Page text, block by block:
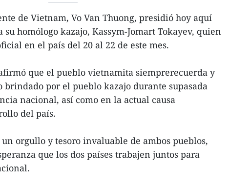
de Vietnam, Vo Van Thuong, presidió hoy aquí
homólogo kazajo, Kassym-Jomart Tokayev, quien
en el país del 20 al 22 de este mes.
que el pueblo vietnamita siemprerecuerda y
brindado por el pueblo kazajo durante supasada
nacional, así como en la actual causa
del país.
orgullo y tesoro invaluable de ambos pueblos,
que los dos países trabajen juntos para